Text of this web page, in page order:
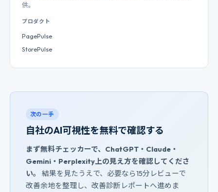
供。
プロダクト
PagePulse
StorePulse
次の一手
自社のAI可視性を無料で確認する
まず無料チェッカーで、ChatGPT・Claude・
Gemini・Perplexity上の見え方を確認してくださ
い。
結果を見たうえで、必要なら15分レビューで
改善余地を整理し、改善診断レポートへ進めま